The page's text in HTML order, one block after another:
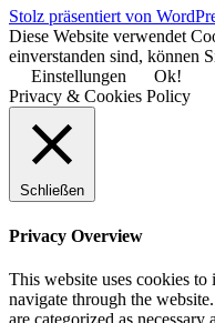
Stolz präsentiert von
Diese Website verwendet
einverstanden sind, können
Einstellungen
Ok!
Privacy & Cookies Policy
Schließen
Privacy Overview
This website uses cookies
navigate through the
are categorized as